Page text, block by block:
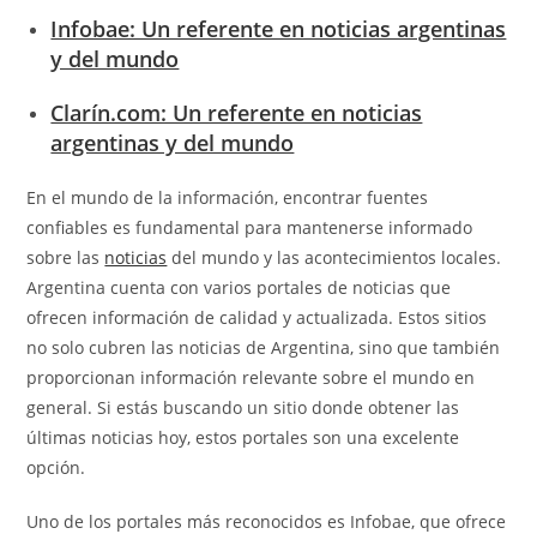
Infobae: Un referente en noticias argentinas
y del mundo
Clarín.com: Un referente en noticias
argentinas y del mundo
En el mundo de la información, encontrar fuentes
confiables es fundamental para mantenerse informado
sobre las noticias del mundo y las acontecimientos locales.
Argentina cuenta con varios portales de noticias que
ofrecen información de calidad y actualizada. Estos sitios
no solo cubren las noticias de Argentina, sino que también
proporcionan información relevante sobre el mundo en
general. Si estás buscando un sitio donde obtener las
últimas noticias hoy, estos portales son una excelente
opción.
Uno de los portales más reconocidos es Infobae, que ofrece